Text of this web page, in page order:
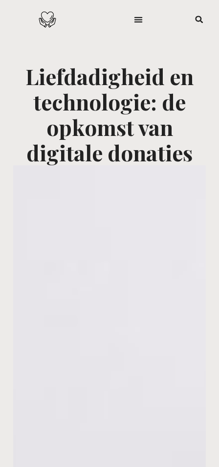
Liefdadigheid en
technologie: de
opkomst van
digitale donaties